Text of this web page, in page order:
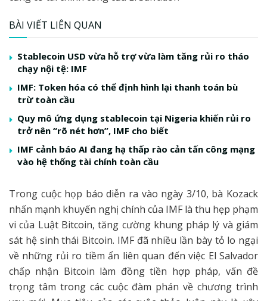
BÀI VIẾT LIÊN QUAN
Stablecoin USD vừa hỗ trợ vừa làm tăng rủi ro tháo
chạy nội tệ: IMF
IMF: Token hóa có thể định hình lại thanh toán bù
trừ toàn cầu
Quy mô ứng dụng stablecoin tại Nigeria khiến rủi ro
trở nên “rõ nét hơn”, IMF cho biết
IMF cảnh báo AI đang hạ thấp rào cản tấn công mạng
vào hệ thống tài chính toàn cầu
Trong cuộc họp báo diễn ra vào ngày 3/10, bà Kozack
nhấn mạnh khuyến nghị chính của IMF là thu hẹp phạm
vi của Luật Bitcoin, tăng cường khung pháp lý và giám
sát hệ sinh thái Bitcoin. IMF đã nhiều lần bày tỏ lo ngại
về những rủi ro tiềm ẩn liên quan đến việc El Salvador
chấp nhận Bitcoin làm đồng tiền hợp pháp, vấn đề
trọng tâm trong các cuộc đàm phán về chương trình